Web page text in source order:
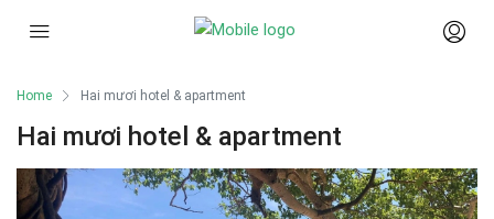
Home Hai mươi hotel & apartment
Hai mươi hotel & apartment